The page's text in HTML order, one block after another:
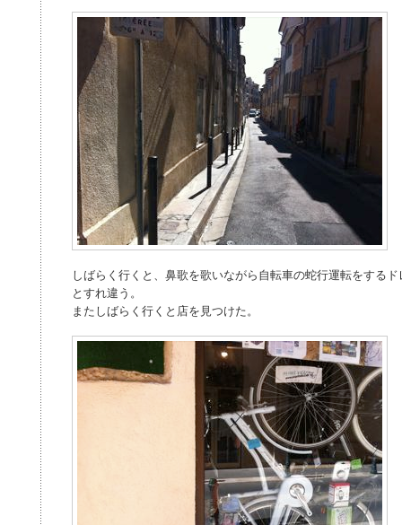
しばらく行くと、鼻歌を歌いながら自転車の蛇行運転をする
とすれ違う。
またしばらく行くと店を見つけた。